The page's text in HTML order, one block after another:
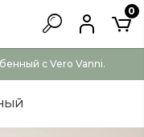
с Vero Vanni.
0